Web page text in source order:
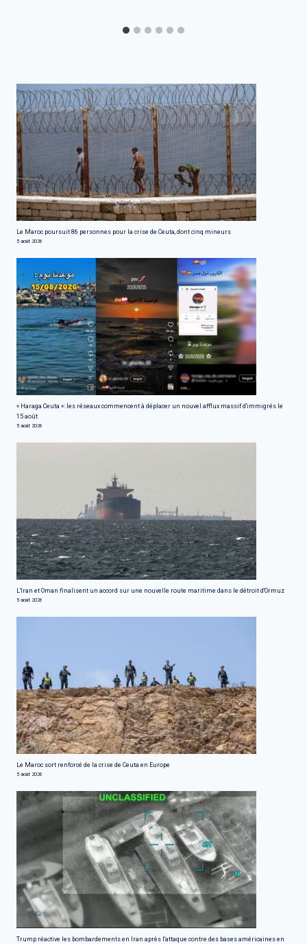
Le Maroc poursuit 86 personnes pour la crise de Ceuta, dont cinq mineurs
5 août 2026
« Haraga Ceuta »: les réseaux commencent à déplacer un nouvel afflux massif d'immigrés le
15 août
5 août 2026
L'Iran et Oman finalisent un accord sur une nouvelle route maritime dans le détroit d'Ormuz
5 août 2026
Le Maroc sort renforcé de la crise de Ceuta en Europe
5 août 2026
Trump réactive les bombardements en Iran après l'attaque contre des bases américaines en